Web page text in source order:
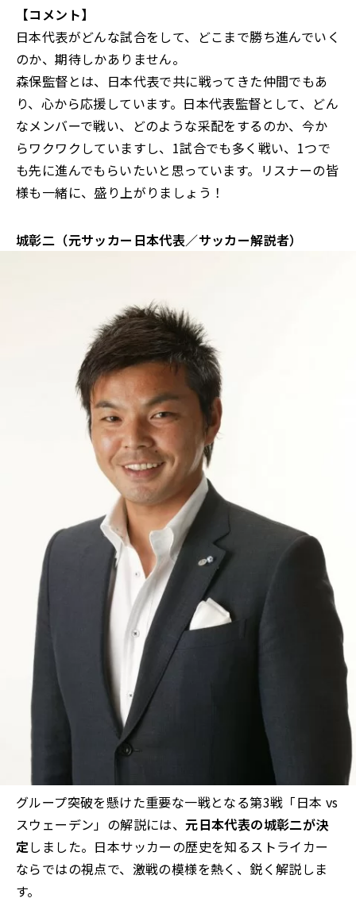
【コメント】
日本代表がどんな試合をして、どこまで勝ち進んでいく
のか、期待しかありません。
森保監督とは、日本代表で共に戦ってきた仲間でもあ
り、心から応援しています。日本代表監督として、どん
なメンバーで戦い、どのような采配をするのか、今か
らワクワクしていますし、1試合でも多く戦い、1つで
も先に進んでもらいたいと思っています。リスナーの皆
様も一緒に、盛り上がりましょう！
城彰二（元サッカー日本代表／サッカー解説者）
グループ突破を懸けた重要な一戦となる第3戦「日本 vs
スウェーデン」の解説には、元日本代表の城彰二が決
定しました。日本サッカーの歴史を知るストライカー
ならではの視点で、激戦の模様を熱く、鋭く解説しま
す。